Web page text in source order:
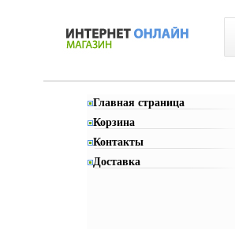
Главная страница
Корзина
Контакты
Доставка